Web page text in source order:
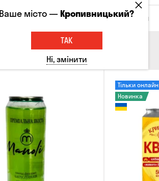
Коньяки та бренді Джин
Тільки онлайн
Новинка
Ваше місто —Кропивницький?
ТАК
Ні, змінити